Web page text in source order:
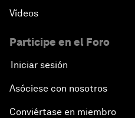
Vídeos
Participe en el Foro
Iniciar sesión
Asóciese con nosotros
Conviértase en miembro